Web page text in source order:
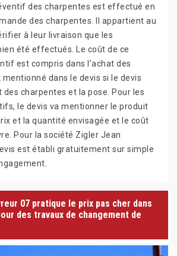
des charpentes est effectué en
des charpentes. Il appartient au
à leur livraison que les
été effectués. Le coût de ce
est compris dans l’achat des
dans le devis si le devis
des charpentes et la pose. Pour les
le devis va mentionner le produit
et la quantité envisagée et le coût
Pour la société Zigler Jean
est établi gratuitement sur simple
07 pratique le prix pas cher dans
des travaux de changement de